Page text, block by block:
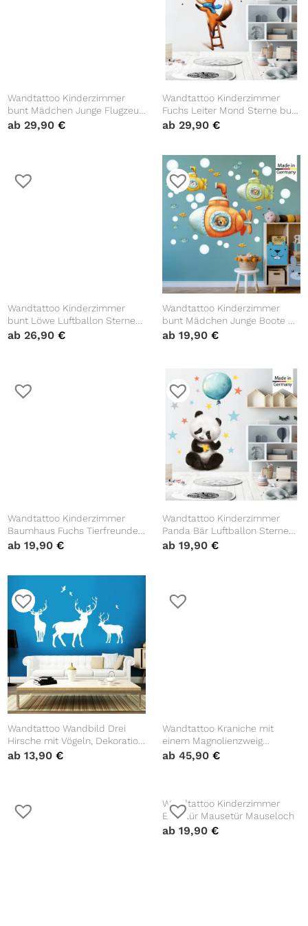
Wandtattoo Kinderzimmer
bunt Mädchen Junge Flugzeug
Bär Wolken Sterne Dekoration
ab29,90€
Wandtattoo Kinderzimmer
Fuchs Leiter Mond Sterne bunt
Dekoration Babyzimmer,
ab 29,90 €
Wandtattoo Kinderzimmer
bunt Löwe Luftballon Sterne
Dekoration Babyzimmer
ab26,90€
Wandtattoo Kinderzimmer
bunt Mädchen Junge Boote U-
Boot Unterwasserwelt Löwe
ab 19,90 €
Wandtattoo Kinderzimmer
Baumhaus Fuchs Tierfreunde
bunt Dekoration Babyzimmer
ab19,90€
Wandtattoo Kinderzimmer
Panda Bär Luftballon Sterne
Dekoration Babyzimmer
ab 19,90 €
Wandtattoo Wandbild Drei
Hirsche mit Vögeln, Dekoration,
Zimmergestaltung
ab13,90€
Wandtattoo Kraniche mit
einem Magnolienzweig
Dekoration Tiere Natur
ab 45,90 €